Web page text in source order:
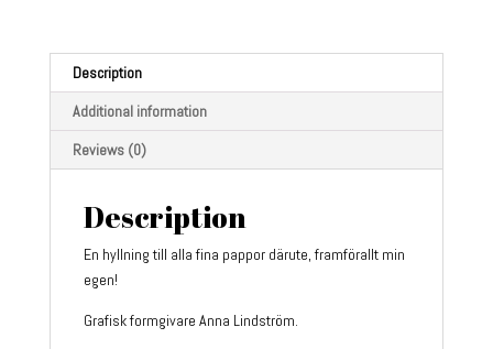
Description
Additional information
Reviews (0)
Description
En hyllning till alla fina pappor därute, framförallt min
egen!
Grafisk formgivare Anna Lindström.